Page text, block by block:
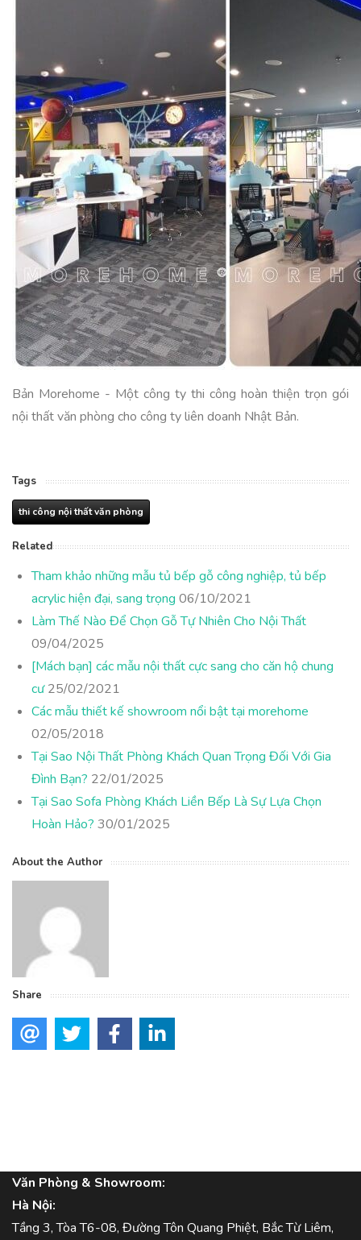
Bản Morehome - Một công ty thi công hoàn thiện trọn gói
nội thất văn phòng cho công ty liên doanh Nhật Bản.
Tags
thi công nội thất văn phòng
Related
Tham khảo những mẫu tủ bếp gỗ công nghiệp, tủ bếp
acrylic hiện đại, sang trọng 06/10/2021
Làm Thế Nào Để Chọn Gỗ Tự Nhiên Cho Nội Thất
09/04/2025
[Mách bạn] các mẫu nội thất cực sang cho căn hộ chung
cư25/02/2021
Các mẫu thiết kế showroom nổi bật tại morehome
02/05/2018
Tại Sao Nội Thất Phòng Khách Quan Trọng Đối Với Gia
Đình Bạn? 22/01/2025
Tại Sao Sofa Phòng Khách Liền Bếp Là Sự Lựa Chọn
Hoàn Hảo? 30/01/2025
About the Author
Share
Văn Phòng & Showroom:
Hà Nội:
Tầng 3, Tòa T6-08, Đường Tôn Quang Phiệt, Bắc Từ Liêm,